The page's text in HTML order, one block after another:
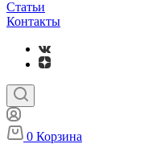
Статьи
Контакты
0 Корзина